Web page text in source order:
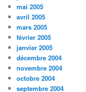
mai 2005
avril 2005
mars 2005
février 2005
janvier 2005
décembre 2004
novembre 2004
octobre 2004
septembre 2004